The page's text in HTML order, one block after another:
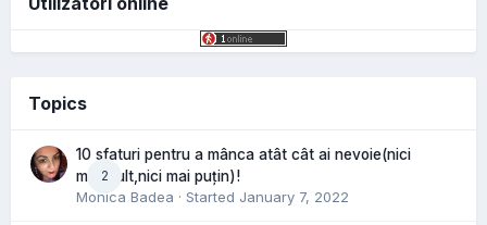
Topics
2
10 sfaturi pentru a mânca atât cât ai nevoie(nici
mai mult,nici mai puțin)!
Monica Badea · Started January 7, 2022